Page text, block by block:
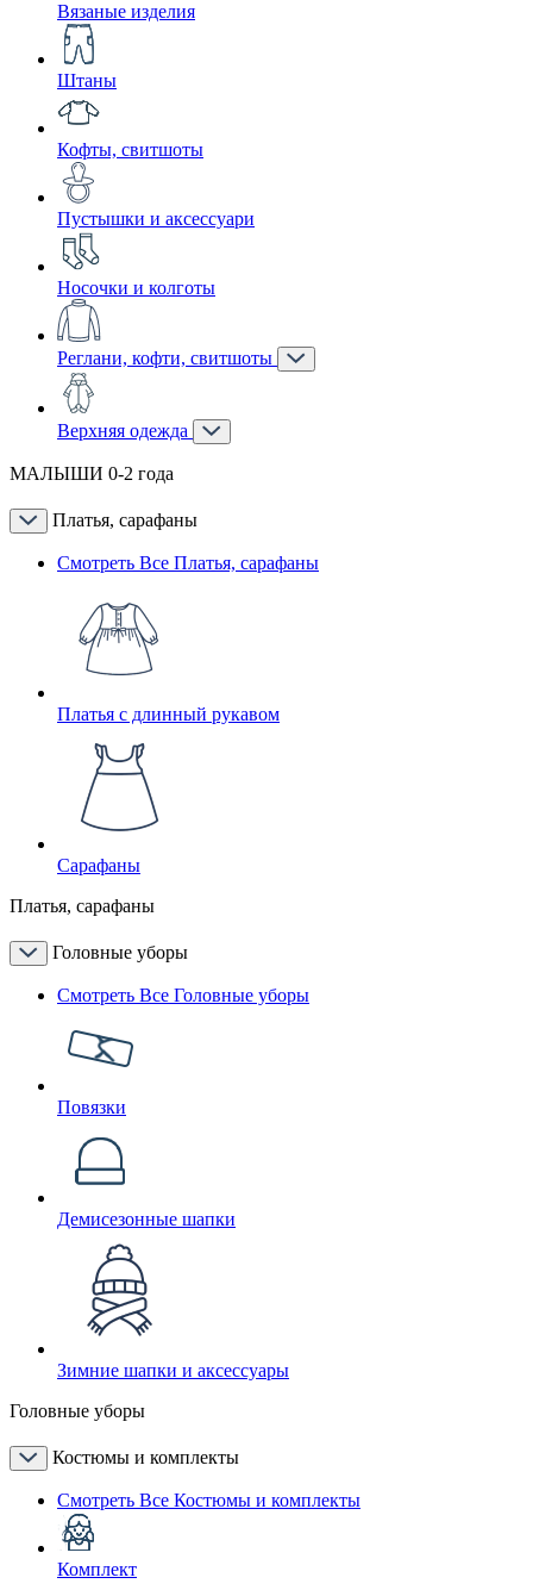
Вязаные изделия
Штаны
Кофты, свитшоты
Пустышки и аксессуари
Носочки и колготы
Реглани, кофти, свитшоты
Верхняя одежда
МАЛЫШИ 0-2 года
Платья, сарафаны
Смотреть Все Платья, сарафаны
Платья с длинный рукавом
Сарафаны
Платья, сарафаны
Головные уборы
Смотреть Все Головные уборы
Повязки
Демисезонные шапки
Зимние шапки и аксессуары
Головные уборы
Костюмы и комплекты
Смотреть Все Костюмы и комплекты
Комплект